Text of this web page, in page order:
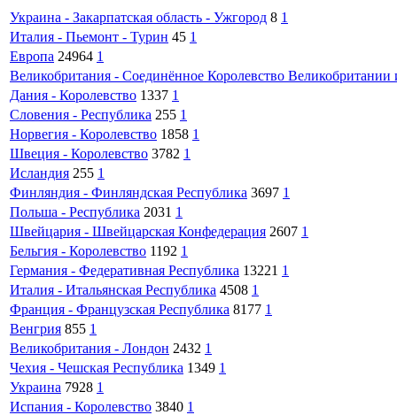
Украина - Закарпатская область - Ужгород 8 1
Италия - Пьемонт - Турин 45 1
Европа 24964 1
Великобритания - Соединённое Королевство
Дания - Королевство 1337 1
Словения - Республика 255 1
Норвегия - Королевство 1858 1
Швеция - Королевство 3782 1
Исландия 255 1
Финляндия - Финляндская Республика 3697 1
Польша - Республика 2031 1
Швейцария - Швейцарская Конфедерация 2607 1
Бельгия - Королевство 1192 1
Германия - Федеративная Республика 13221 1
Италия - Итальянская Республика 4508 1
Франция - Французская Республика 8177 1
Венгрия 855 1
Великобритания - Лондон 2432 1
Чехия - Чешская Республика 1349 1
Украина 7928 1
Испания - Королевство 3840 1